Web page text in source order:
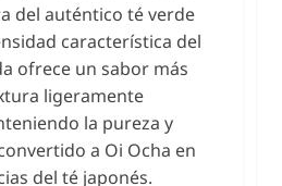
del auténtico té verde
característica del
ofrece un sabor más
ligeramente
la pureza y
a Oi Ocha en
del té japonés.